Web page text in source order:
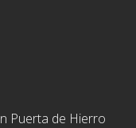
Puerta de Hierro